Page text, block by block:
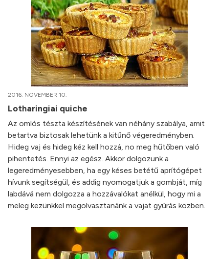
2016. NOVEMBER 10.
Lotharingiai quiche
Az omlós tészta készítésének van néhány szabálya, amit
betartva biztosak lehetünk a kitűnő végeredményben.
Hideg vaj és hideg kéz kell hozzá, no meg hűtőben való
pihentetés. Ennyi az egész. Akkor dolgozunk a
legeredményesebben, ha egy késes betétű aprítógépet
hívunk segítségül, és addig nyomogatjuk a gombját, míg
labdává nem dolgozza a hozzávalókat anélkül, hogy mi a
meleg kezünkkel megolvasztanánk a vajat gyúrás közben.